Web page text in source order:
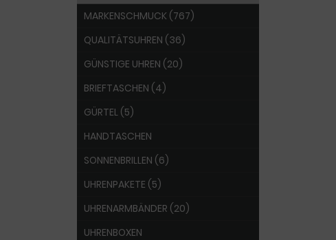
MARKENSCHMUCK (767)
QUALITÄTSUHREN (36)
GÜNSTIGE UHREN (20)
BRIEFTASCHEN (4)
GÜRTEL (5)
HANDTASCHEN
SONNENBRILLEN (6)
UHRENPAKETE (5)
UHRENARMBÄNDER (20)
UHRENBOXEN